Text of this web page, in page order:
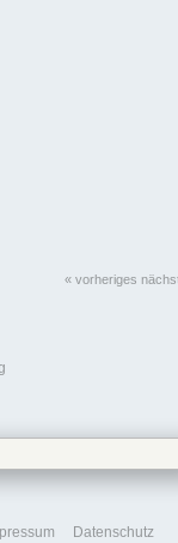
« vorheriges
Datenschutz